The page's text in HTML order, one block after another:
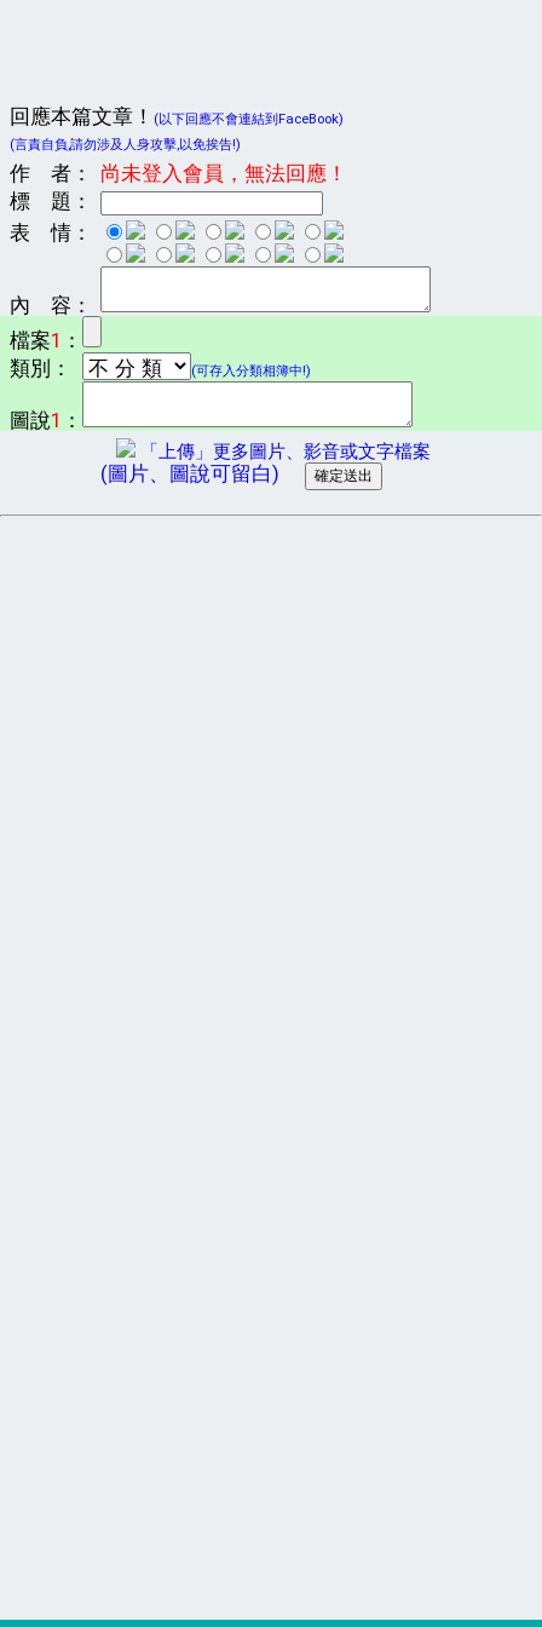
回應本篇文章！
(以下回應不會連結到FaceBook)
(言責自負,請勿涉及人身攻擊,以免挨告!)
作 者：
尚未登入會員，無法回應！
標 題：
表 情：
內 容：
檔案1 ：
類別：
(可存入分類相簿中!)
圖說1 ：
「上傳」更多圖片、影音或文字檔案
(圖片、圖說可留白)